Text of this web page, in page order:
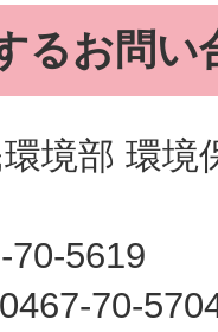
るお問い
境部 環境
70-5619
70-